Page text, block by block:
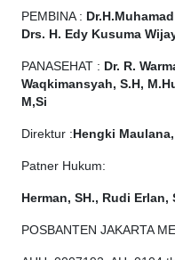
PEMBINA : Dr.H.Muhamad
Drs. H. Edy Kusuma
PANASEHAT : Dr. R.
Waqkimansyah, S.H,
M,Si
Direktur : Hengki Maulana,
Patner Hukum:
Herman, SH., Rudi Erlan,
POSBANTEN JAKARTA